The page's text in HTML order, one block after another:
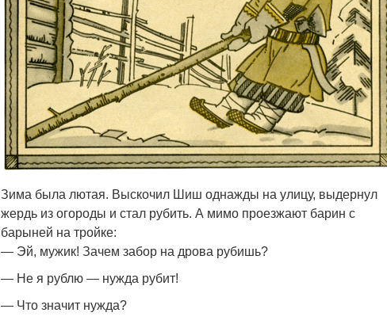
Зима была лютая. Выскочил Шиш однажды на улицу, выдернул
жердь из огороды и стал рубить. А мимо проезжают барин с
барыней на тройке:
— Эй, мужик! Зачем забор на дрова рубишь?
— Не я рублю — нужда рубит!
— Что значит нужда?